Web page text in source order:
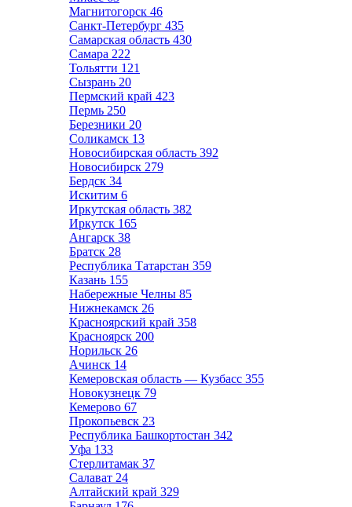
Магнитогорск 46
Санкт-Петербург 435
Самарская область 430
Самара 222
Тольятти 121
Сызрань 20
Пермский край 423
Пермь 250
Березники 20
Соликамск 13
Новосибирская область 392
Новосибирск 279
Бердск 34
Искитим 6
Иркутская область 382
Иркутск 165
Ангарск 38
Братск 28
Республика Татарстан 359
Казань 155
Набережные Челны 85
Нижнекамск 26
Красноярский край 358
Красноярск 200
Норильск 26
Ачинск 14
Кемеровская область — Кузбасс 355
Новокузнецк 79
Кемерово 67
Прокопьевск 23
Республика Башкортостан 342
Уфа 133
Стерлитамак 37
Салават 24
Алтайский край 329